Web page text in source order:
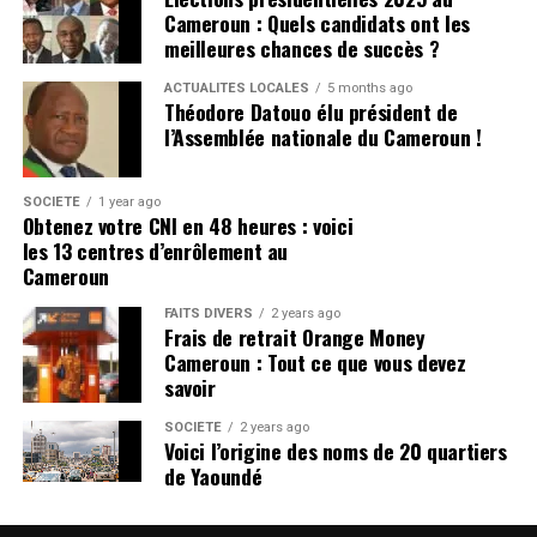
United doit naviguer avec soin leurs finances, après
avoir déjà dépensé un montant important pour le
service d’attaque. Ils ont d’autres postes qui ont besoin
de recrutement, sinon l’équipe pourrait lutter contre
l’équilibre de l’équipe.
CLIQUEZ ICI POUR LIRE L’ARTICLE ORIGINAL SUR
manchesterunited365.com
Pour avoir les dernières infos
Cliquez ici
Photo de MB Media / Getty Images
Matthijs de Ligt partage ce qu’il
pense de Ruben Amorim
De Ligt a eu une première saison solide à United, mais les
Cameroun : Quels candidats ont les
meilleures chances de succès ?
ACTUALITÉS LOCALES 5 months ago
Théodore Datouo élu président de
l’Assemblée nationale du Cameroun !
SOCIÉTÉ 1 year ago
Obtenez votre CNI en 48 heures : voici
les 13 centres d’enrôlement au
Cameroun
FAITS DIVERS 2 years ago
Frais de retrait Orange Money
Cameroun : Tout ce que vous devez
savoir
SOCIÉTÉ 2 years ago
Voici l’origine des noms de 20 quartiers
de Yaoundé